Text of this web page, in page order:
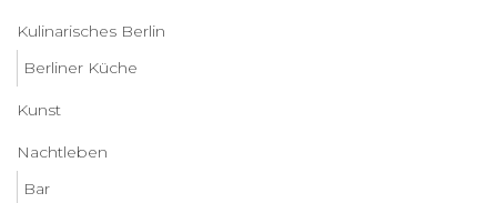
Kulinarisches Berlin
Berliner Küche
Kunst
Nachtleben
Bar